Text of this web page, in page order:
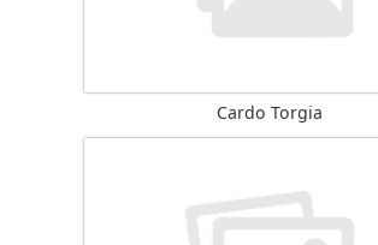
Cardo Torgia